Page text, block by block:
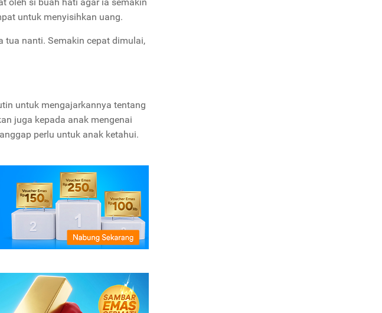
untuk menyisihkan uang.
tua nanti. Semakin cepat dimulai,
untuk mengajarkannya tentang
juga kepada anak mengenai
perlu untuk anak ketahui.